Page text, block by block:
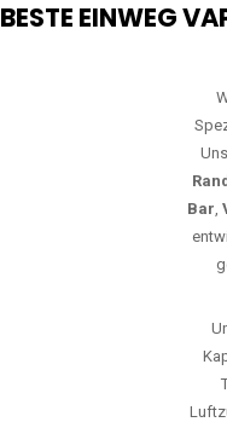
BESTE EINWEG
Bar,